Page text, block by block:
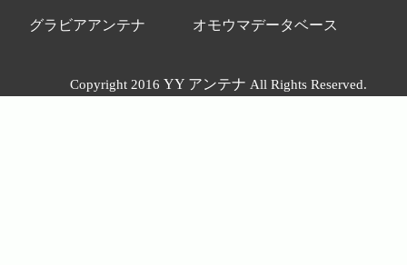
グラビアアンテナ オモウマデータベース
Copyright 2016 YY アンテナ All Rights Reserved.